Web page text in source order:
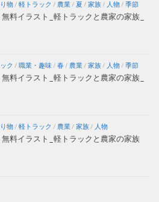
物/ 軽トラック / 農業/ 夏 / 家族/ 人物/ 季節
料イラスト_軽トラックと農家の家族_
ク / 職業・趣味/ 春/ 農業/ 家族/ 人物/ 季節
料イラスト_軽トラックと農家の家族_
物/ 軽トラック / 農業/ 家族/ 人物
料イラスト_軽トラックと農家の家族